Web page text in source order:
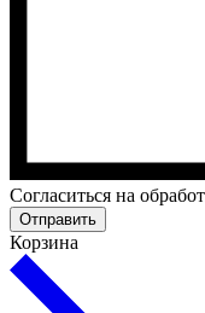
Cогласиться на
Отправить
Корзина